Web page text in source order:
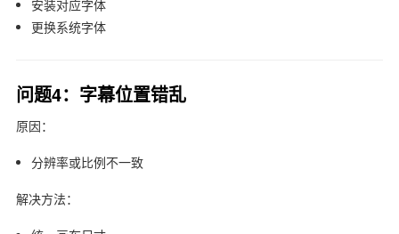
安装对应字体
更换系统字体
问题4：字幕位置错乱
原因：
分辨率或比例不一致
解决方法：